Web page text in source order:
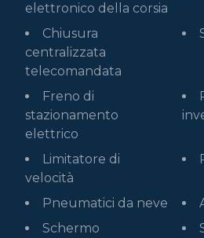
elettronico della corsia
Chiusura
centralizzata
telecomandata
Freno di
stazionamento
elettrico
Limitatore di
velocità
Pneumatici da neve
Schermo